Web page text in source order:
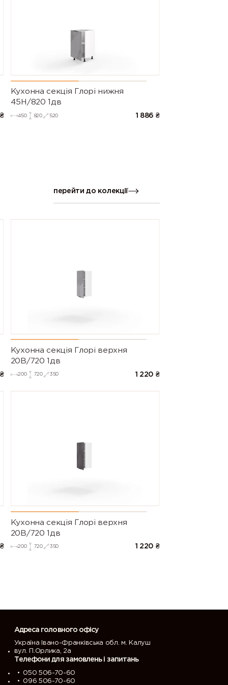
₴
Кухонна секція Глорі нижня
45Н/820 1дв
450 820 520 1 886 ₴
перейти до колекції
₴
Кухонна секція Глорі верхня
20В/720 1дв
200 720 350 1 220 ₴
₴
Кухонна секція Глорі верхня
20В/720 1дв
200 720 350 1 220 ₴
Адреса головного офісу
Україна Івано-Франківська обл. м. Калуш
вул. П.Орлика, 2а
Телефони для замовлень і запитань
050 506-70-60
096 506-70-60